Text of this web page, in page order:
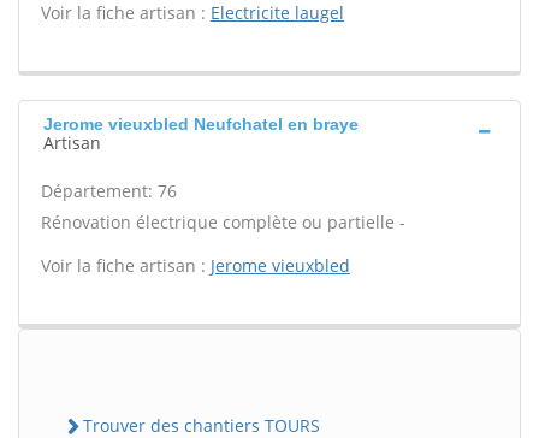
Voir la fiche artisan : Electricite laugel
Jerome vieuxbled Neufchatel en braye
Artisan
Département: 76
Rénovation électrique complète ou partielle -
Voir la fiche artisan : Jerome vieuxbled
Trouver des chantiers TOURS